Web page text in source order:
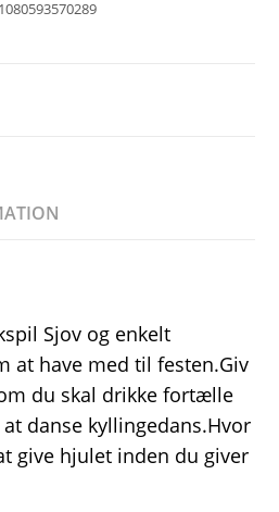
Sjov og enkelt
at have med til festen.Giv
du skal drikke fortælle
danse kyllingedans.Hvor
give hjulet inden du giver